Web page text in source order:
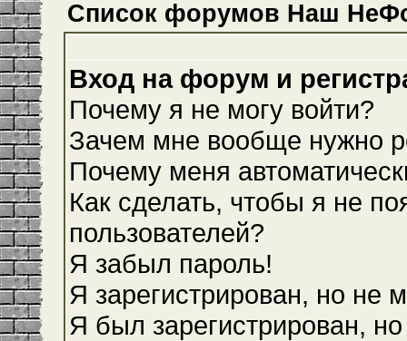
Список форумов Наш
Вход на форум и
Почему я не могу войти?
Зачем мне вообще нужно
Почему меня
Как сделать, чтобы я не
пользователей?
Я забыл пароль!
Я зарегистрирован, но не
Я был зарегистрирован,